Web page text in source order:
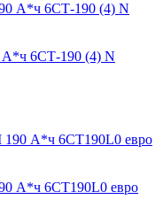
А*ч 6СТ-190 (4) N
А*ч 6СТ190L0 евро